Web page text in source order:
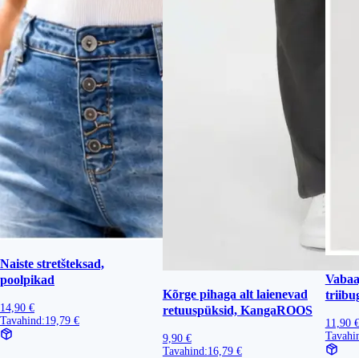
Naiste stretšteksad,
poolpikad
14,90 €
Tavahind:19,79 €
Kõrge pihaga alt laienevad
retuuspüksid, KangaROOS
9,90 €
Tavahind:16,79 €
11,90 €